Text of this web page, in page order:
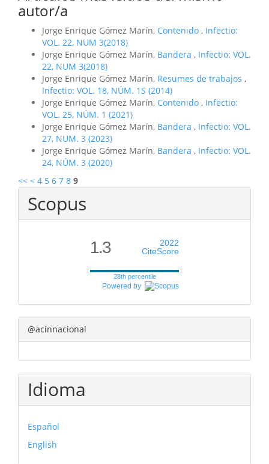
autor/a
Jorge Enrique Gómez Marín, Contenido , Infectio:
VOL. 22, NUM 3(2018)
Jorge Enrique Gómez Marín, Bandera , Infectio: VOL.
22, NUM 3(2018)
Jorge Enrique Gómez Marín, Resumes de trabajos ,
Infectio: VOL. 18, NÚM. 1S (2014)
Jorge Enrique Gómez Marín, Contenido , Infectio:
VOL. 25, NÚM. 1 (2021)
Jorge Enrique Gómez Marín, Bandera , Infectio: VOL.
27, NUM. 3 (2023)
Jorge Enrique Gómez Marín, Bandera , Infectio: VOL.
24, NÚM. 3 (2020)
<< < 4 5 6 7 8 9
Scopus
1.3
2022
CiteScore
28th percentile
Powered by
@acinnacional
Idioma
Español
English